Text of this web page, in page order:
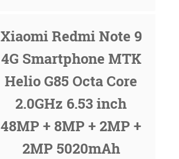
Xiaomi Redmi Note 9
4G Smartphone MTK
Helio G85 Octa Core
2.0GHz 6.53 inch
48MP + 8MP + 2MP +
2MP 5020mAh